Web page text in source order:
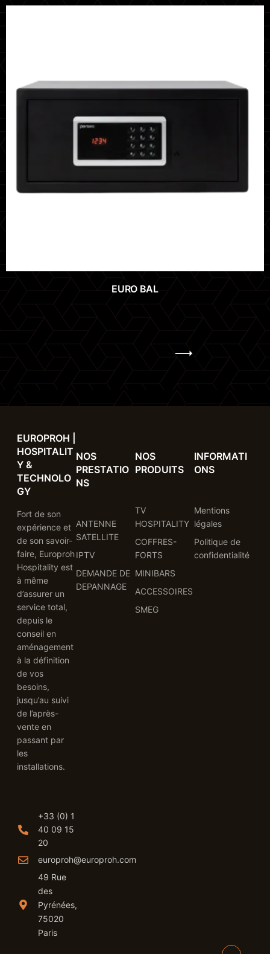
EURO BAL
EUROPROH |
HOSPITALIT
Y &
TECHNOLO
GY
Fort de son
expérience et
de son savoir-
faire, Europroh
Hospitality est
à même
d’assurer un
service total,
depuis le
conseil en
aménagement
à la définition
de vos
besoins,
jusqu’au suivi
de l’après-
vente en
passant par
les
installations.
+33 (0) 1
40 09 15
20
europroh@europroh.com
49 Rue
des
Pyrénées,
75020
Paris
NOS
PRESTATIO
NS
ANTENNE
SATELLITE
IPTV
DEMANDE DE
DEPANNAGE
NOS
PRODUITS
TV
HOSPITALITY
COFFRES-
FORTS
MINIBARS
ACCESSOIRES
SMEG
INFORMATI
ONS
Mentions
légales
Politique de
confidentialité